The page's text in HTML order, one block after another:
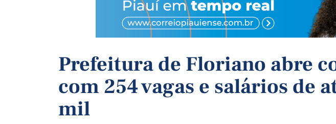
Prefeitura de Floriano abre
com 254 vagas e salários de
mil